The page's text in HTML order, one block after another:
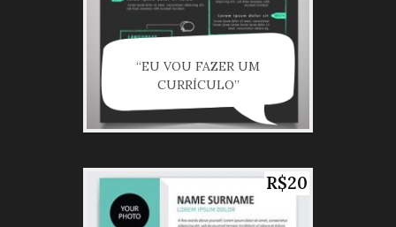
“EU VOU FAZER UM
CURRÍCULO”
R$20